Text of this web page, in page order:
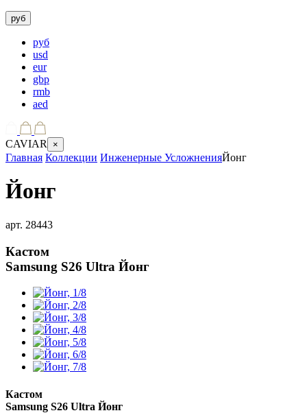
руб
руб
usd
eur
gbp
rmb
aed
CAVIAR ×
Главная Коллекции Инженерные УсложненияЙонг
Йонг
арт. 28443
Кастом
Samsung S26 Ultra Йонг
Кастом
Samsung S26 Ultra Йонг